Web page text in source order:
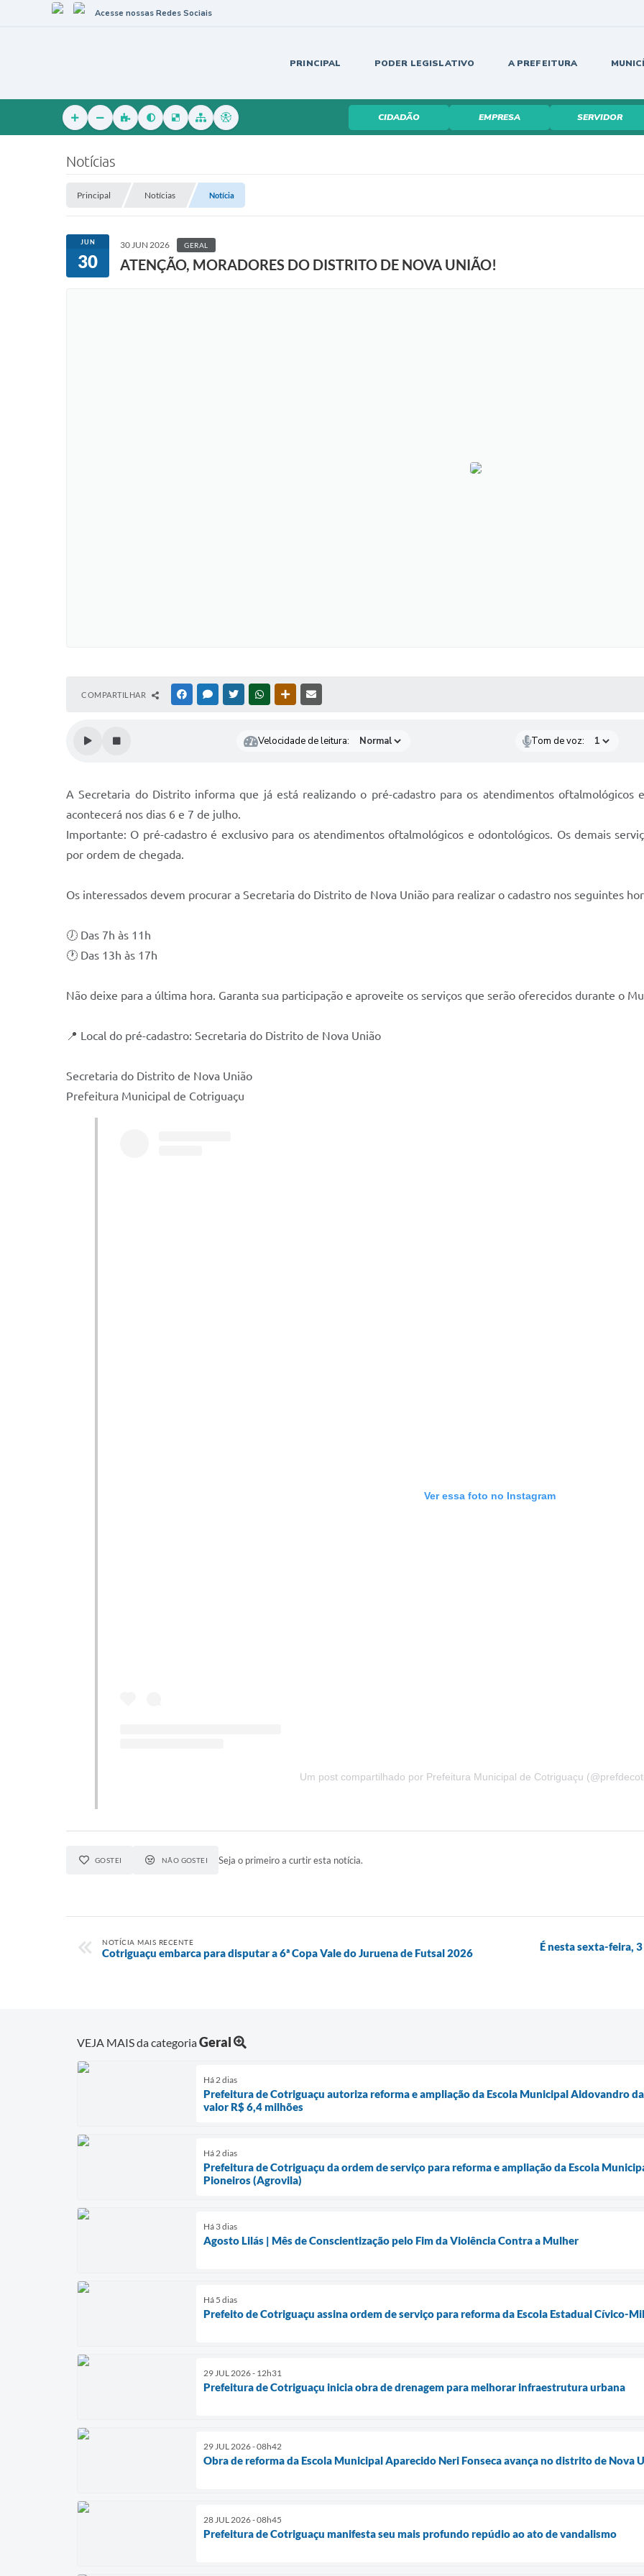
Acesse nossas Redes Sociais
PRINCIPAL PODER LEGISLATIVO A PREFEITURA
CIDADÃO EMPRESA SERVIDOR
Notícias
Principal Notícias Notícia
JUN
30
30 JUN 2026 GERAL
ATENÇÃO, MORADORES DO DISTRITO DE NOVA UNIÃO!
COMPARTILHAR FACEBOOKMESSENGER
TWITTERWHATSAPPOUTRAS MÍDIAS
Velocidade de leitura: Tom de voz:
A Secretaria do Distrito informa que já está realizando o pré-cadastro para os atendimentos oftalmológicos
acontecerá nos dias 6 e 7 de julho.
Importante: O pré-cadastro é exclusivo para os atendimentos oftalmológicos e odontológicos. Os demais
por ordem de chegada.
Os interessados devem procurar a Secretaria do Distrito de Nova União para realizar o cadastro nos seguintes
🕖 Das 7h às 11h
🕐 Das 13h às 17h
Não deixe para a última hora. Garanta sua participação e aproveite os serviços que serão oferecidos durante o
📍 Local do pré-cadastro: Secretaria do Distrito de Nova União
Secretaria do Distrito de Nova União
Prefeitura Municipal de Cotriguaçu
Ver essa foto no Instagram
Um post compartilhado por Prefeitura Municipal de Cotriguaçu
GOSTEI NÃO GOSTEI Seja o primeiro a curtir esta notícia.
NOTÍCIA MAIS RECENTE
Cotriguaçu embarca para disputar a 6ª Copa Vale do Juruena de Futsal 2026
É nesta sexta-feira,
VEJA MAIS da categoriaGeral
Há 2 dias
Prefeitura de Cotriguaçu autoriza reforma e ampliação da Escola Municipal Aldovandro
valor R$ 6,4 milhões
Há 2 dias
Prefeitura de Cotriguaçu da ordem de serviço para reforma e ampliação da Escola
Pioneiros (Agrovila)
Há 3 dias
Agosto Lilás | Mês de Conscientização pelo Fim da Violência Contra a Mulher
Há 5 dias
Prefeito de Cotriguaçu assina ordem de serviço para reforma da Escola Estadual Cívico-
29 JUL 2026 - 12h31
Prefeitura de Cotriguaçu inicia obra de drenagem para melhorar infraestrutura urbana
29 JUL 2026 - 08h42
Obra de reforma da Escola Municipal Aparecido Neri Fonseca avança no distrito de Nova
28 JUL 2026 - 08h45
Prefeitura de Cotriguaçu manifesta seu mais profundo repúdio ao ato de vandalismo